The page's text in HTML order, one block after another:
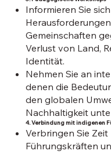
Informieren Sie
Gemeinschaften
Verlust von Land,
Identität.
Nehmen Sie an
denen die
den globalen
Nachhaltigkeit
4. Verbindung mit indigenen
Verbringen Sie
Führungskräften